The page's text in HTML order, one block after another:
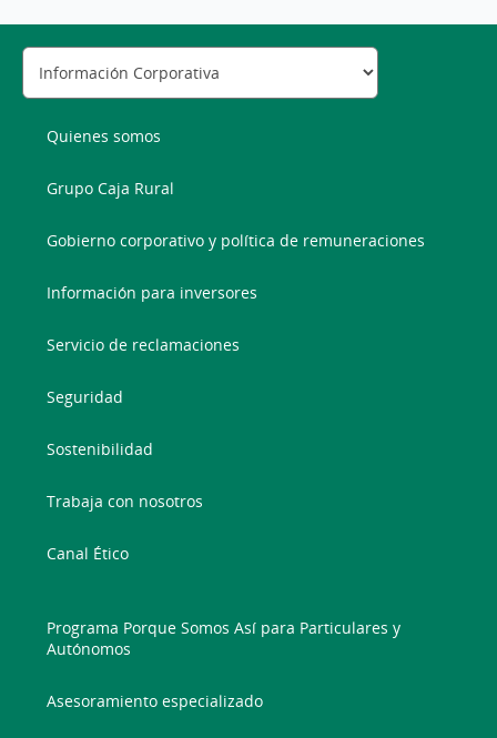
Quienes somos
Grupo Caja Rural
Gobierno corporativo y política de remuneraciones
Información para inversores
Servicio de reclamaciones
Seguridad
Sostenibilidad
Trabaja con nosotros
Canal Ético
Programa Porque Somos Así para Particulares y
Autónomos
Asesoramiento especializado